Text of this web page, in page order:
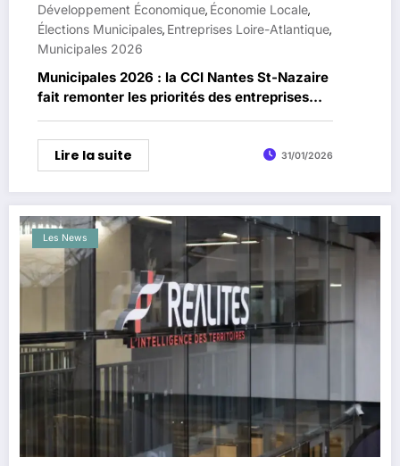
Développement Économique, Économie Locale,
Élections Municipales, Entreprises Loire-Atlantique,
Municipales 2026
Municipales 2026 : la CCI Nantes St-Nazaire
fait remonter les priorités des entreprises
aux futurs élus
Lire la suite 31/01/2026
Les News